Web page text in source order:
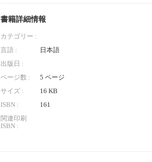
書籍詳細情報
カテゴリー :
言語 :
日本語
出版日 :
ページ数 :
5 ページ
サイズ :
16 KB
ISBN :
161
関連印刷
ISBN :